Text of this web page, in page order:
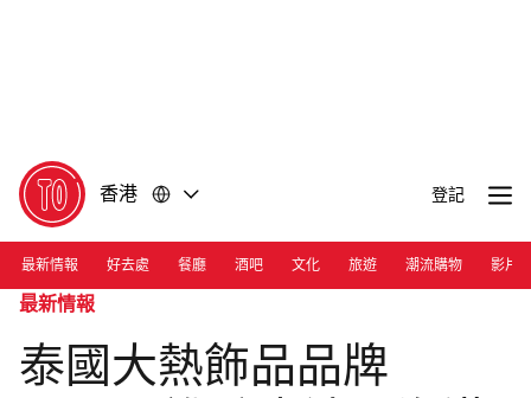
香港 登記
最新情報 好去處 餐廳 酒吧 文化 旅遊 潮流購物 影片
最新情報
泰國大熱飾品品牌